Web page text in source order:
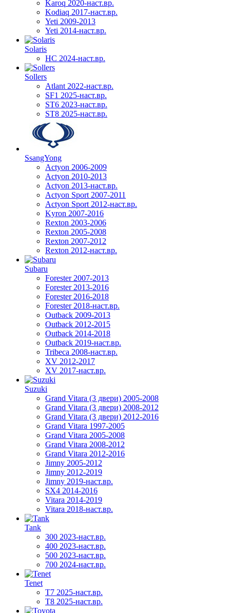
Karoq 2020-наст.вр.
Kodiaq 2017-наст.вр.
Yeti 2009-2013
Yeti 2014-наст.вр.
Solaris
HC 2024-наст.вр.
Sollers
Atlant 2022-наст.вр.
SF1 2025-наст.вр.
ST6 2023-наст.вр.
ST8 2025-наст.вр.
SsangYong
Actyon 2006-2009
Actyon 2010-2013
Actyon 2013-наст.вр.
Actyon Sport 2007-2011
Actyon Sport 2012-наст.вр.
Kyron 2007-2016
Rexton 2003-2006
Rexton 2005-2008
Rexton 2007-2012
Rexton 2012-наст.вр.
Subaru
Forester 2007-2013
Forester 2013-2016
Forester 2016-2018
Forester 2018-наст.вр.
Outback 2009-2013
Outback 2012-2015
Outback 2014-2018
Outback 2019-наст.вр.
Tribeca 2008-наст.вр.
XV 2012-2017
XV 2017-наст.вр.
Suzuki
Grand Vitara (3 двери) 2005-2008
Grand Vitara (3 двери) 2008-2012
Grand Vitara (3 двери) 2012-2016
Grand Vitara 1997-2005
Grand Vitara 2005-2008
Grand Vitara 2008-2012
Grand Vitara 2012-2016
Jimny 2005-2012
Jimny 2012-2019
Jimny 2019-наст.вр.
SX4 2014-2016
Vitara 2014-2019
Vitara 2018-наст.вр.
Tank
300 2023-наст.вр.
400 2023-наст.вр.
500 2023-наст.вр.
700 2024-наст.вр.
Tenet
T7 2025-наст.вр.
T8 2025-наст.вр.